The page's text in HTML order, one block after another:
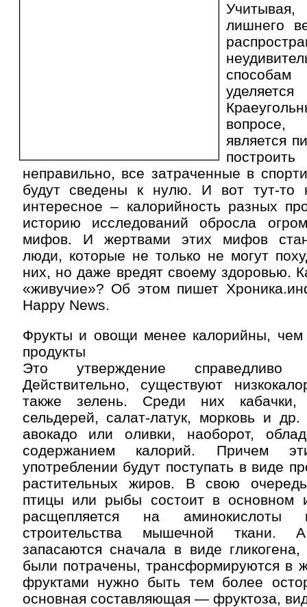
лишнего
является
неправильно, все затраченные в
будут сведены к нулю. И вот тут-то
интересное – калорийность разных
историю исследований обросла
мифов. И жертвами этих мифов
люди, которые не только не могут
них, но даже вредят своему здоровью.
«живучие»? Об этом пишет
Happy News.
Фрукты и овощи менее калорийны,
продукты
Это утверждение справедливо
Действительно, существуют
также зелень. Среди них кабачки,
сельдерей, салат-латук, морковь и
авокадо или оливки, наоборот,
содержанием калорий. Причем
употреблении будут поступать в виде
растительных жиров. В свою
птицы или рыбы состоит в основном
расщепляется на
строительства мышечной ткани.
запасаются сначала в виде
были потрачены, трансформируются в
фруктами нужно быть тем более
основная составляющая — фруктоза,